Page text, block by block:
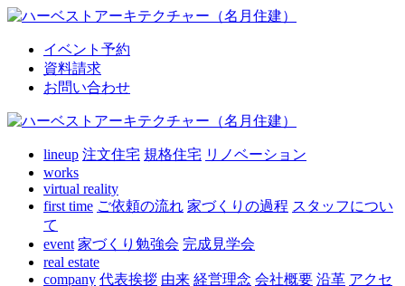
イベント予約
資料請求
お問い合わせ
lineup 注文住宅 規格住宅 リノベーション
works
virtual reality
first time ご依頼の流れ 家づくりの過程 スタッフについ
て
event 家づくり勉強会 完成見学会
real estate
company 代表挨拶 由来 経営理念 会社概要 沿革 アクセ